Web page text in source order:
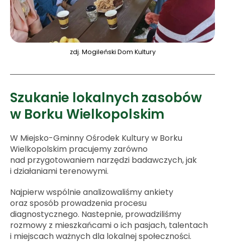
zdj. Mogileński Dom Kultury
Szukanie lokalnych zasobów
w Borku Wielkopolskim
W Miejsko-Gminny Ośrodek Kultury w Borku
Wielkopolskim pracujemy zarówno
nad przygotowaniem narzędzi badawczych, jak
i działaniami terenowymi.
Najpierw wspólnie analizowaliśmy ankiety
oraz sposób prowadzenia procesu
diagnostycznego. Nastepnie, prowadziliśmy
rozmowy z mieszkańcami o ich pasjach, talentach
i miejscach ważnych dla lokalnej społeczności.